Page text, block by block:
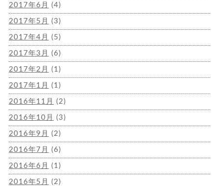
2017年6月 (4)
2017年5月 (3)
2017年4月 (5)
2017年3月 (6)
2017年2月 (1)
2017年1月 (1)
2016年11月 (2)
2016年10月 (3)
2016年9月 (2)
2016年7月 (6)
2016年6月 (1)
2016年5月 (2)